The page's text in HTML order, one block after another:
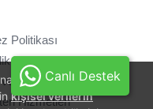
için, çerezler
kişisel verilerin
Politikası
Politikası
Değişim
Hizmetleri
Canlı Destek